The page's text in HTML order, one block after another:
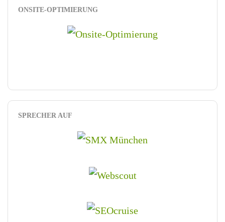
ONSITE-OPTIMIERUNG
SPRECHER AUF